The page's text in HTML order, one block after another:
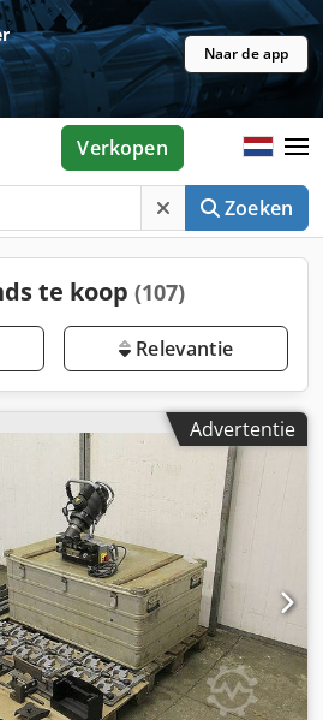
Naar de app
Zoeken
Verkopen
te koop (107)
Relevantie
Advertentie